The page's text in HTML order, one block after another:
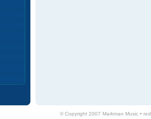
© Copyright 2007 Markman Music •